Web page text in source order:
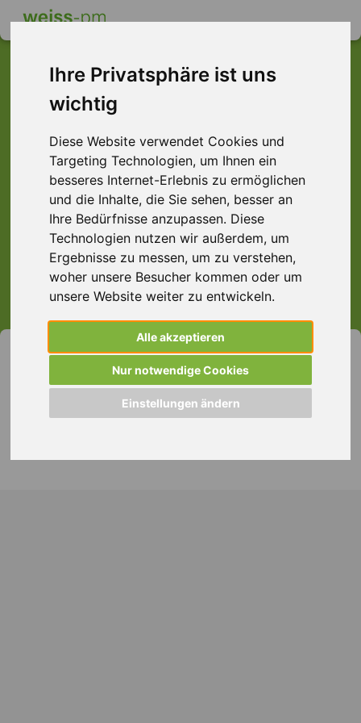
Ihre Privatsphäre ist uns
wichtig
Diese Website verwendet Cookies und
Targeting Technologien, um Ihnen ein
besseres Internet-Erlebnis zu ermöglichen
und die Inhalte, die Sie sehen, besser an
Ihre Bedürfnisse anzupassen. Diese
Technologien nutzen wir außerdem, um
Ergebnisse zu messen, um zu verstehen,
woher unsere Besucher kommen oder um
unsere Website weiter zu entwickeln.
Alle akzeptieren
Nur notwendige Cookies
Einstellungen ändern
Dieser Job ist leider
nicht mehr verfügbar ...
... aber vielleicht ist hier etwas dabei:
> Alle Jobs anzeigen.